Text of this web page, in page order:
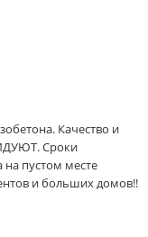
Качество и
Сроки
пустом месте
и больших домов!!